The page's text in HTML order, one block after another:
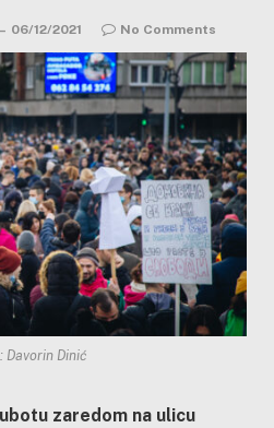
06/12/2021 No Comments
Davorin Dinić
zaredom na ulicu